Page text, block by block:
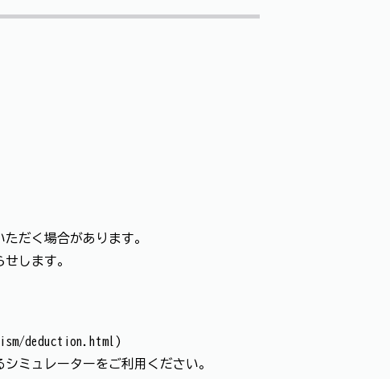
だく場合があります。
します。
deduction.html)
ミュレーターをご利用ください。